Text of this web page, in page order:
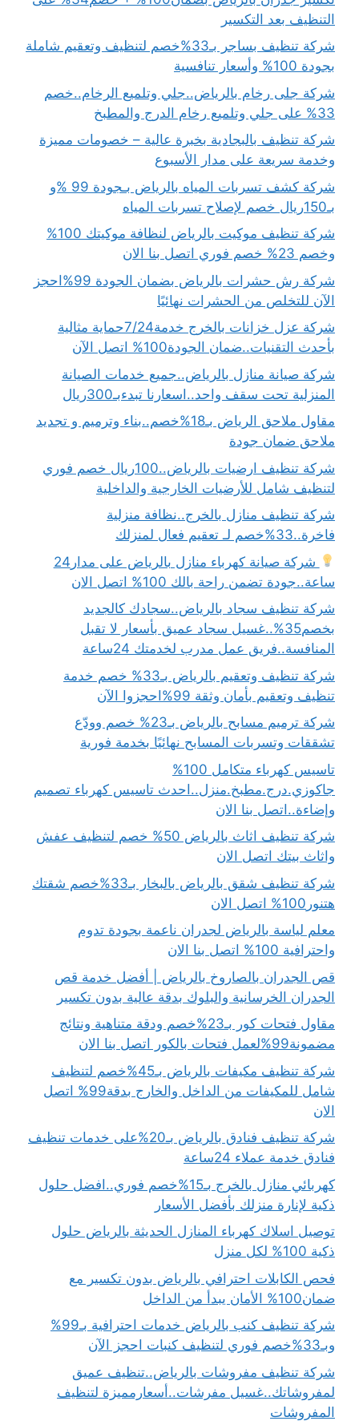
التنظيف بعد التكسير
شركة تنظيف بساجر بـ33%خصم لتنظيف وتعقيم شاملة
بجودة 100% وأسعار تنافسية
شركة جلى رخام بالرياض..جلي وتلميع الرخام..خصم
33% على جلي وتلميع رخام الدرج والمطبخ
شركة تنظيف بالبجادية بخبرة عالية – خصومات مميزة
وخدمة سريعة على مدار الأسبوع
شركة كشف تسربات المياه بالرياض بـجودة 99 %و
بـ150ريال خصم لإصلاح تسربات المياه
شركة تنظيف موكيت بالرياض لنظافة موكيتك 100%
وخصم 23% خصم فوري اتصل بنا الان
شركة رش حشرات بالرياض بضمان الجودة 99%احجز
الآن للتخلص من الحشرات نهائيًا
شركة عزل خزانات بالخرج خدمة7/24حماية مثالية
بأحدث التقنيات..ضمان الجودة100% اتصل الآن
شركة صيانة منازل بالرياض..جميع خدمات الصيانة
المنزلية تحت سقف واحد..اسعارنا تبدءبـ300ريال
مقاول ملاحق الرياض بـ18%خصم..بناء وترميم و تجديد
ملاحق ضمان جودة
شركة تنظيف ارضيات بالرياض..100ريال خصم فوري
لتنظيف شامل للأرضيات الخارجية والداخلية
شركة تنظيف منازل بالخرج..نظافة منزلية
فاخرة..33%خصم لـ تعقيم فعال لمنزلك
شركة صيانة كهرباء منازل بالرياض على مدار24
ساعة..جودة تضمن راحة بالك 100% اتصل الان
شركة تنظيف سجاد بالرياض..سجادك كالجديد
بخصم35%..غسيل سجاد عميق بأسعار لا تقبل
المنافسة..فريق عمل مدرب لخدمتك 24ساعة
شركة تنظيف وتعقيم بالرياض بـ33% خصم خدمة
تنظيف وتعقيم بأمان وثقة 99%احجزوا الآن
شركة ترميم مسابح بالرياض بـ23% خصم وودّع
تشققات وتسربات المسابح نهائيًا بخدمة فورية
تاسيس كهرباء متكامل 100%
جاكوزي.درج.مطبخ.منزل..احدث تاسيس كهرباء تصميم
وإضاءة..اتصل بنا الان
شركة تنظيف اثاث بالرياض 50% خصم لتنظيف عفش
واثاث بيتك اتصل الان
شركة تنظيف شقق بالرياض بالبخار بـ33%خصم شقتك
هتنور100% اتصل الان
معلم لياسة بالرياض لجدران ناعمة بجودة تدوم
واحترافية 100% اتصل بنا الان
قص الجدران بالصاروخ بالرياض | أفضل خدمة قص
الجدران الخرسانية والبلوك بدقة عالية بدون تكسير
مقاول فتحات كور بـ23%خصم ودقة متناهية ونتائج
مضمونة99%لعمل فتحات بالكور اتصل بنا الان
شركة تنظيف مكيفات بالرياض بـ45%خصم لتنظيف
شامل للمكيفات من الداخل والخارج بدقة99% اتصل
الان
شركة تنظيف فنادق بالرياض بـ20%على خدمات تنظيف
فنادق خدمة عملاء 24ساعة
كهربائي منازل بالخرج بـ15%خصم فوري..افضل حلول
ذكية لإنارة منزلك بأفضل الأسعار
توصيل اسلاك كهرباء المنازل الحديثة بالرياض حلول
ذكية 100% لكل منزل
فحص الكابلات احترافي بالرياض بدون تكسير مع
ضمان100% الأمان يبدأ من الداخل
شركة تنظيف كنب بالرياض خدمات احترافية بـ99%
وبـ33%خصم فوري لتنظيف كنبات احجز الآن
شركة تنظيف مفروشات بالرياض..تنظيف عميق
لمفروشاتك..غسيل مفرشات..أسعارمميزة لتنظيف
المفروشات